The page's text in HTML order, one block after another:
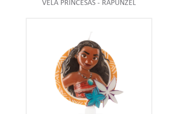
VELA PRINCESAS - RAPUNZEL